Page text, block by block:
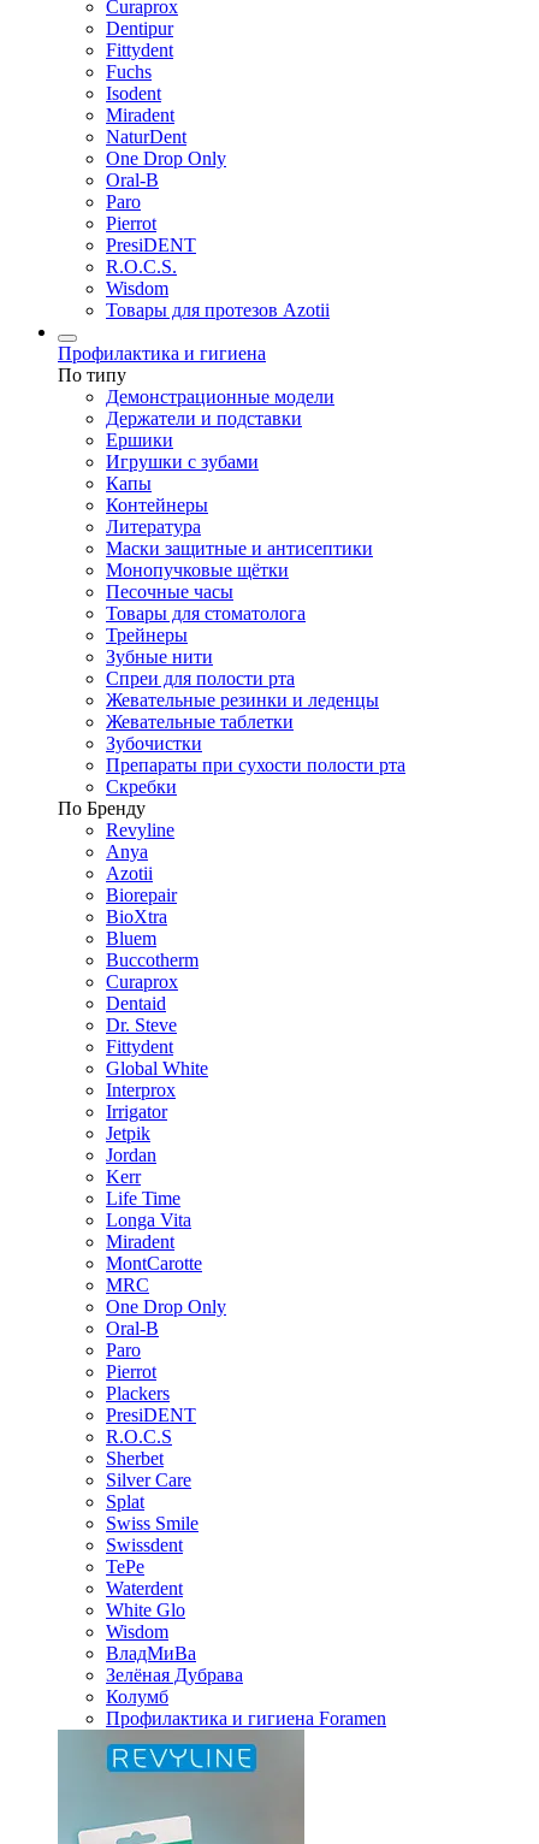
Curaprox
Dentipur
Fittydent
Fuchs
Isodent
Miradent
NaturDent
One Drop Only
Oral-B
Paro
Pierrot
PresiDENT
R.O.C.S.
Wisdom
Товары для протезов Azotii
Профилактика и гигиена
По типу
Демонстрационные модели
Держатели и подставки
Ершики
Игрушки с зубами
Капы
Контейнеры
Литература
Маски защитные и антисептики
Монопучковые щётки
Песочные часы
Товары для стоматолога
Трейнеры
Зубные нити
Спреи для полости рта
Жевательные резинки и леденцы
Жевательные таблетки
Зубочистки
Препараты при сухости полости рта
Скребки
По Бренду
Revyline
Anya
Azotii
Biorepair
BioXtra
Bluem
Buccotherm
Curaprox
Dentaid
Dr. Steve
Fittydent
Global White
Interprox
Irrigator
Jetpik
Jordan
Kerr
Life Time
Longa Vita
Miradent
MontCarotte
MRC
One Drop Only
Oral-B
Paro
Pierrot
Plackers
PresiDENT
R.O.C.S
Sherbet
Silver Care
Splat
Swiss Smile
Swissdent
TePe
Waterdent
White Glo
Wisdom
ВладМиВа
Зелёная Дубрава
Колумб
Профилактика и гигиена Foramen